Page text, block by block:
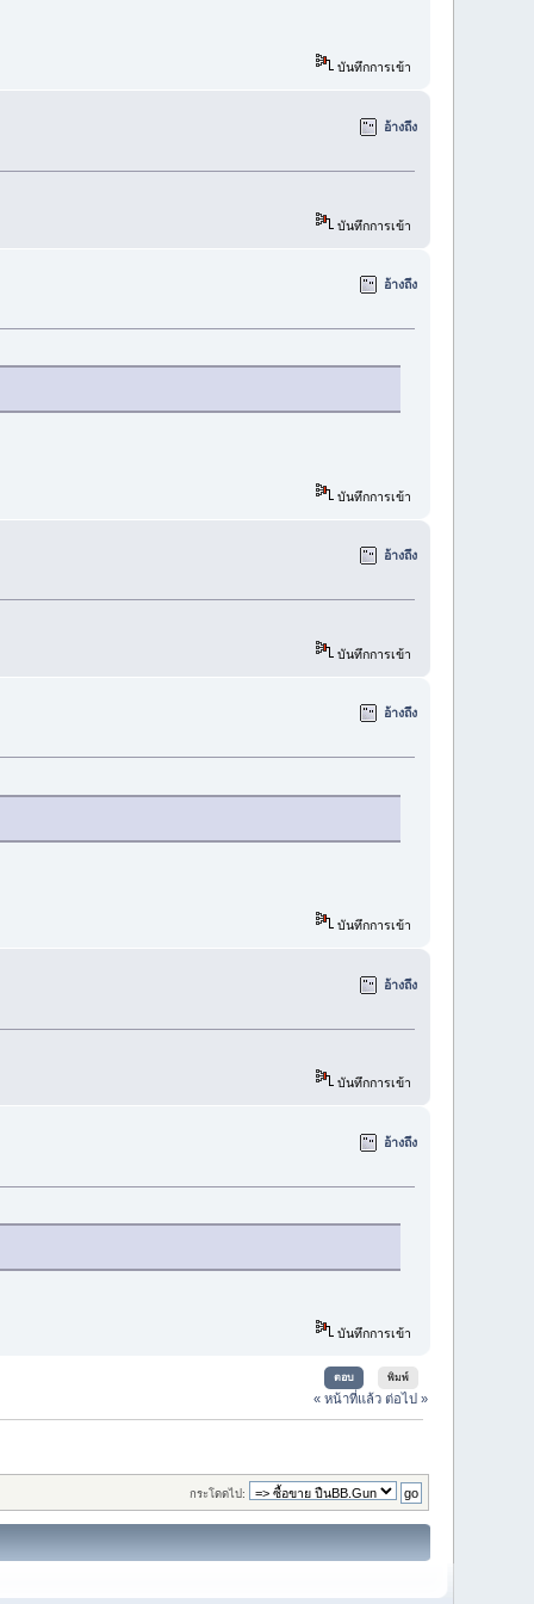
บันทึกการเข้า
อ้างถึง
บันทึกการเข้า
อ้างถึง
บันทึกการเข้า
อ้างถึง
บันทึกการเข้า
อ้างถึง
บันทึกการเข้า
อ้างถึง
บันทึกการเข้า
อ้างถึง
บันทึกการเข้า
ตอบ พิมพ์
« หน้าที่แล้ว ต่อไป »
กระโดดไป: